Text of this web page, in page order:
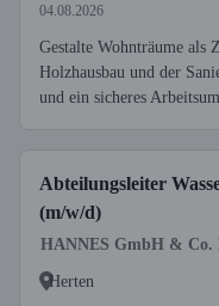
04.08.2026
Gestalte Wohnträume
Holzhausbau und der
und ein sicheres
Abteilungsleiter
(m/w/d)
HANNES GmbH & Co.
Herten